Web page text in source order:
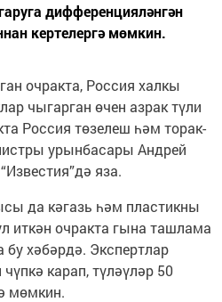
дифференцияләнгән
кертелергә мөмкин.
очракта, Россия халкы
чыгарган өчен азрак түли
Россия төзелеш һәм торак-
урынбасары Андрей
яза.
да кәгазь һәм пластикны
иткән очракта гына ташлама
хәбәрдә. Экспертлар
карап, түләүләр 50
мөмкин.